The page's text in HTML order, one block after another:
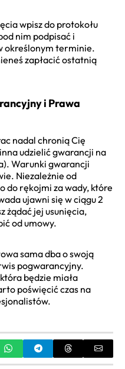
wpisz do protokołu
nim podpisać i
określonym terminie.
zapłacić ostatnią
i Prawa
nadal chronią Cię
udzielić gwarancji na
Warunki gwarancji
Niezależnie od
do rękojmi za wady, które
ujawni się w ciągu 2
żądać jej usunięcia,
od umowy.
sama dba o swoją
pogwarancyjny.
będzie miała
poświęcić czas na